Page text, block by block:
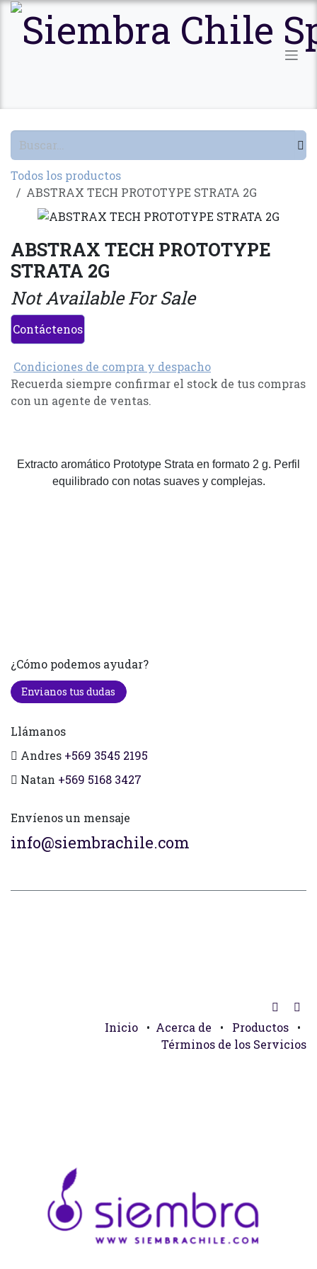
Ir al contenido
Todos los productos
ABSTRAX TECH PROTOTYPE STRATA 2G
ABSTRAX TECH PROTOTYPE
STRATA 2G
Not Available For Sale
Contáctenos
Condiciones de compra y despacho
Recuerda siempre confirmar el stock de tus compras
con un agente de ventas.
Extracto aromático Prototype Strata en formato 2 g. Perfil
equilibrado con notas suaves y complejas.
¿Cómo podemos ayudar?
Envianos tus dudas
Llámanos
Andres +569 3545 2195
Natan +569 5168 3427
Envíenos un mensaje
info@siembrachile.com
Inicio • Acerca de • Productos
•
Términos de los Servicios